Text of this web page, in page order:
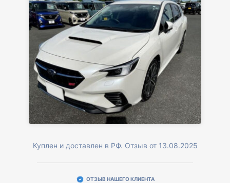
Куплен и доставлен в РФ. Отзыв от 13.08.2025
ОТЗЫВ НАШЕГО КЛИЕНТА